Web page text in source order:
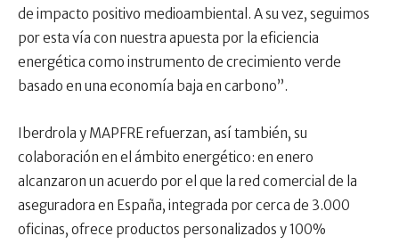
de impacto positivo medioambiental. A su vez, seguimos
por esta vía con nuestra apuesta por la eficiencia
energética como instrumento de crecimiento verde
basado en una economía baja en carbono”.
Iberdrola y MAPFRE refuerzan, así también, su
colaboración en el ámbito energético: en enero
alcanzaron un acuerdo por el que la red comercial de la
aseguradora en España, integrada por cerca de 3.000
oficinas, ofrece productos personalizados y 100%